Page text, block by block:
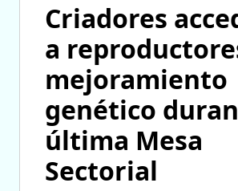
Criadores
a
mejoramiento
genético
última Mesa
Sectorial